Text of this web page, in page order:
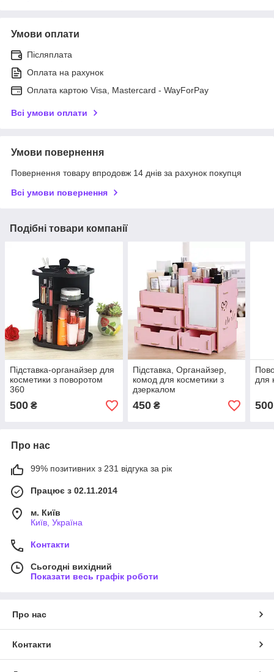
Умови оплати
Післяплата
Оплата на рахунок
Оплата картою Visa, Mastercard - WayForPay
Всі умови оплати
Умови повернення
Повернення товару впродовж 14 днів за рахунок покупця
Всі умови повернення
Подібні товари компанії
Підставка-органайзер для
косметики з поворотом
360
500 ₴
Підставка, Органайзер,
комод для косметики з
дзеркалом
450₴
для
500
Про нас
99% позитивних з 231 відгука за рік
Працює з 02.11.2014
м. Київ
Київ, Україна
Контакти
Сьогодні вихідний
Показати весь графік роботи
Про нас
Контакти